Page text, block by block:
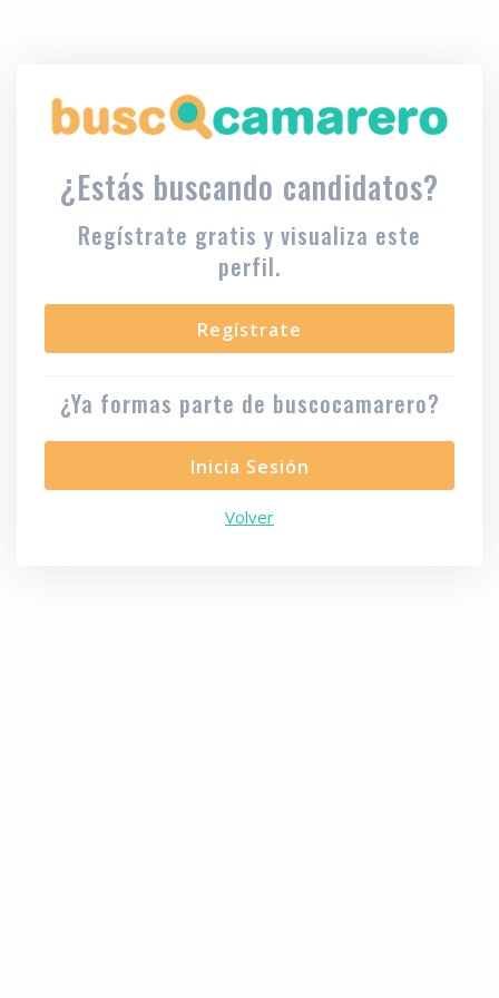
¿Estás buscando candidatos?
Regístrate gratis y visualiza este
perfil.
Regístrate
¿Ya formas parte de buscocamarero?
Inicia Sesión
Volver